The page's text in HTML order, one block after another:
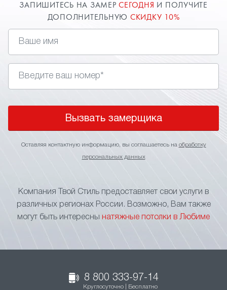
ЗАПИШИТЕСЬ НА ЗАМЕРСЕГОДНЯ И ПОЛУЧИТЕ
ДОПОЛНИТЕЛЬНУЮ СКИДКУ 10%
Вызвать замерщика
Оставляя контактную информацию, вы соглашаетесь на обработку
персональных данных
Компания Твой Стиль предоставляет свои услуги в
различных регионах России. Возможно, Вам также
могут быть интересны натяжные потолки в Любиме
8 800 333-97-14
Круглосуточно | Бесплатно